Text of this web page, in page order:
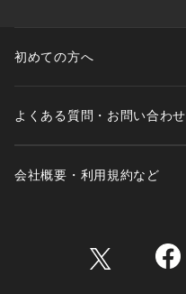
初めての方へ
よくある質問・お問い合わせ
会社概要・利用規約など